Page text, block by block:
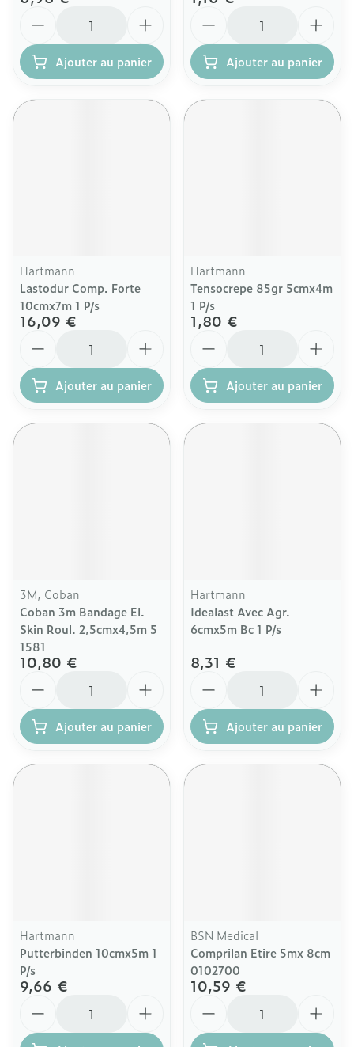
Ajouter au panier Ajouter au panier
Hartmann
Lastodur Comp. Forte
10cmx7m 1 P/s
16,09 €
Ajouter au panier
Hartmann
Tensocrepe 85gr 5cmx4m
1 P/s
1,80 €
Ajouter au panier
3M, Coban
Coban 3m Bandage El.
Skin Roul. 2,5cmx4,5m 5
1581
10,80 €
Ajouter au panier
Hartmann
Idealast Avec Agr.
6cmx5m Bc 1 P/s
8,31 €
Ajouter au panier
Hartmann
Putterbinden 10cmx5m 1
P/s
9,66 €
BSN Medical
Comprilan Etire 5mx 8cm
0102700
10,59 €